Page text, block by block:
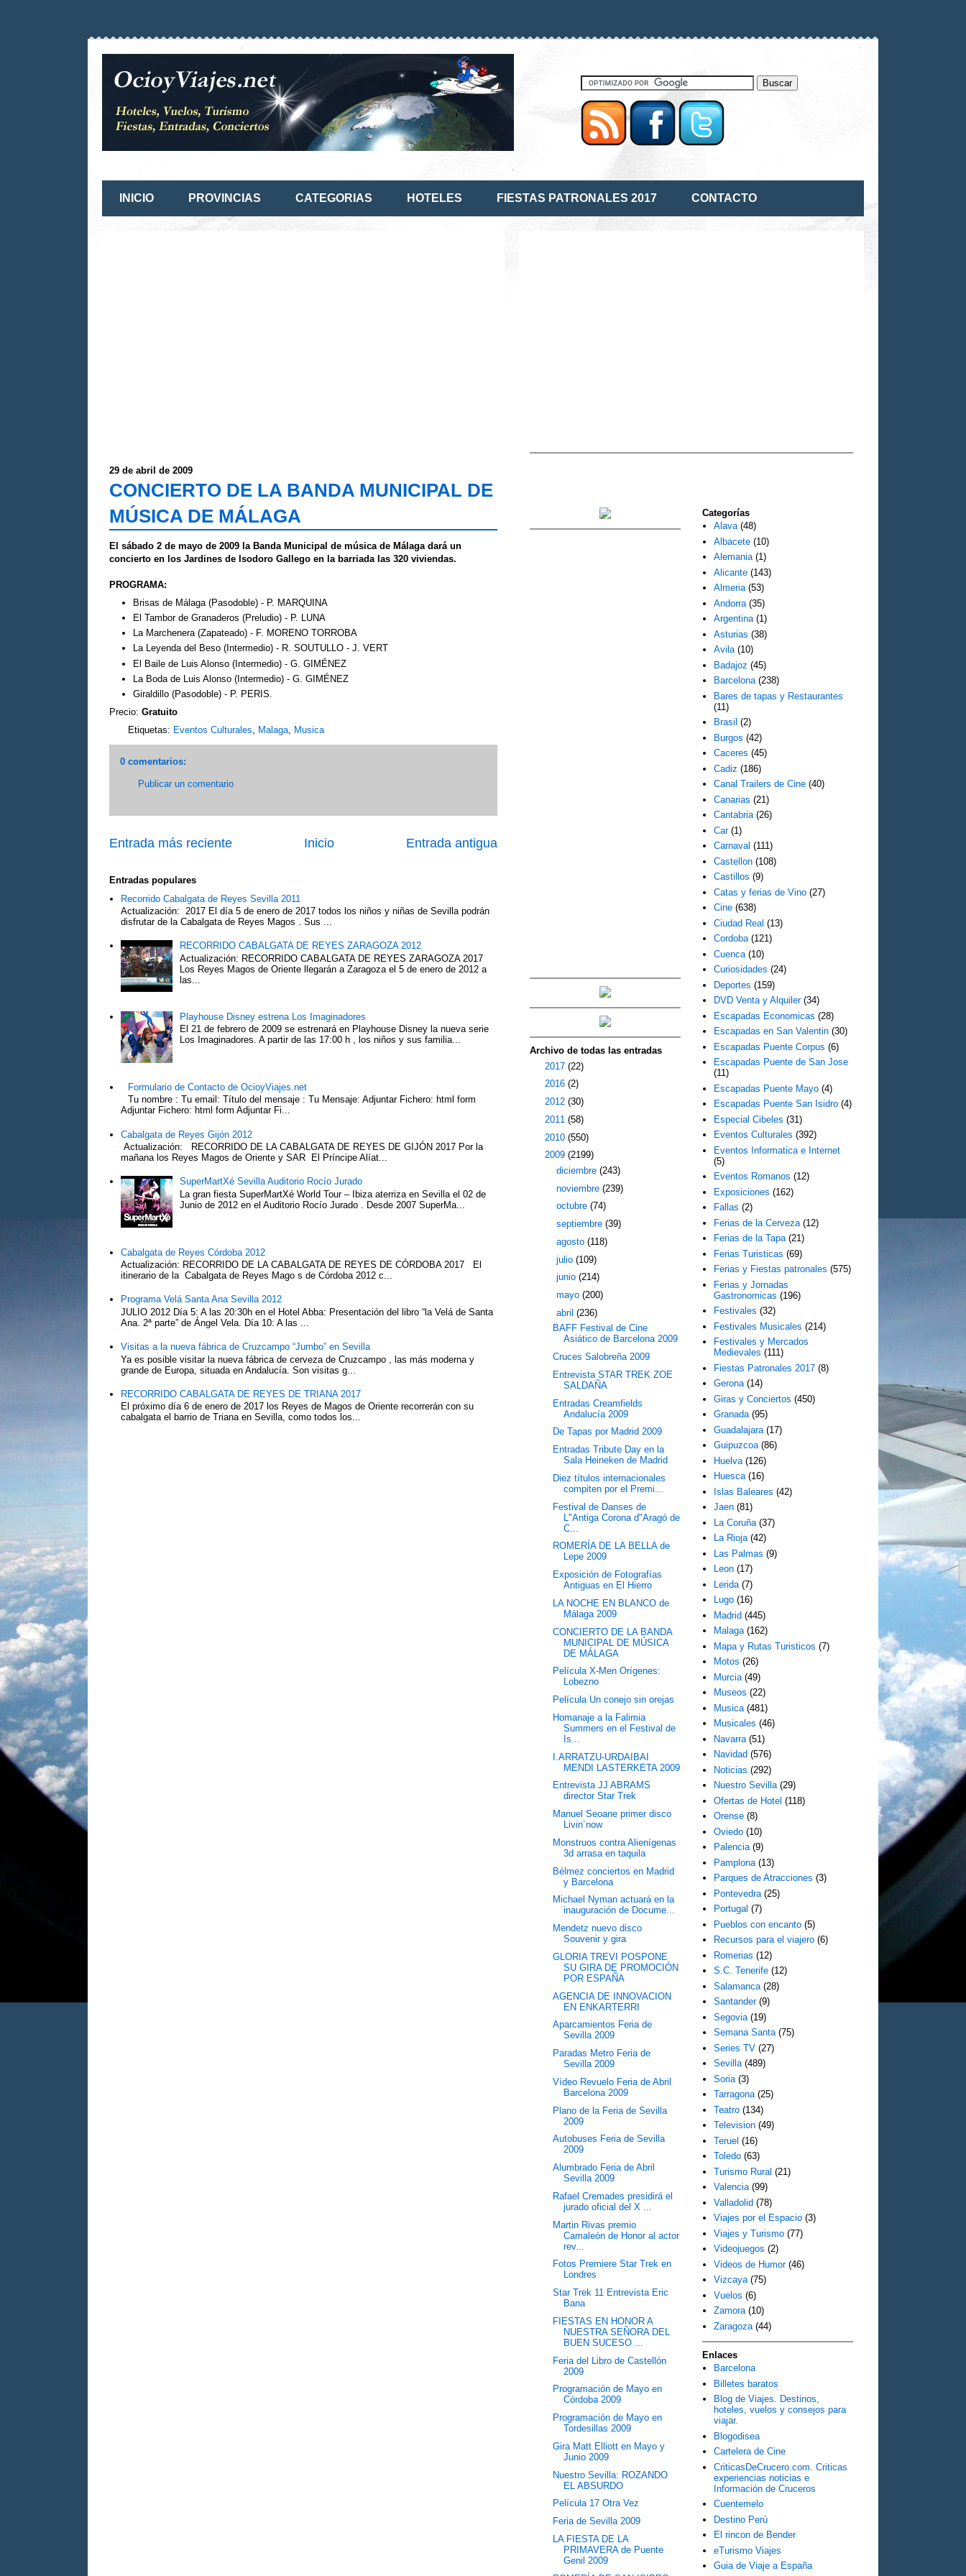
INICIO PROVINCIAS CATEGORIAS HOTELES FIESTAS PATRONALES 2017 CONTACTO
29 de abril de 2009
CONCIERTO DE LA BANDA MUNICIPAL DE
MÚSICA DE MÁLAGA
El sábado 2 de mayo de 2009 la Banda Municipal de música de Málaga dará un
concierto en los Jardines de Isodoro Gallego en la barriada las 320 viviendas.
PROGRAMA:
Brisas de Málaga (Pasodoble) - P. MARQUINA
El Tambor de Granaderos (Preludio) - P. LUNA
La Marchenera (Zapateado) - F. MORENO TORROBA
La Leyenda del Beso (Intermedio) - R. SOUTULLO - J. VERT
El Baile de Luis Alonso (Intermedio) - G. GIMÉNEZ
La Boda de Luis Alonso (Intermedio) - G. GIMÉNEZ
Giraldillo (Pasodoble) - P. PERIS.
Precio: Gratuito
Etiquetas: Eventos Culturales, Malaga, Musica
0 comentarios:
Publicar un comentario
Entrada más reciente Entrada antigua
Inicio
Entradas populares
Recorrido Cabalgata de Reyes Sevilla 2011
Actualización: 2017 El día 5 de enero de 2017 todos los niños y niñas de Sevilla podrán
disfrutar de la Cabalgata de Reyes Magos . Sus ...
RECORRIDO CABALGATA DE REYES ZARAGOZA 2012
Actualización: RECORRIDO CABALGATA DE REYES ZARAGOZA 2017
Los Reyes Magos de Oriente llegarán a Zaragoza el 5 de enero de 2012 a
las...
Playhouse Disney estrena Los Imaginadores
El 21 de febrero de 2009 se estrenará en Playhouse Disney la nueva serie
Los Imaginadores. A partir de las 17:00 h , los niños y sus familia...
Formulario de Contacto de OcioyViajes.net
Tu nombre : Tu email: Título del mensaje : Tu Mensaje: Adjuntar Fichero: html form
Adjuntar Fichero: html form Adjuntar Fi...
Cabalgata de Reyes Gijón 2012
Actualización: RECORRIDO DE LA CABALGATA DE REYES DE GIJÓN 2017 Por la
mañana los Reyes Magos de Oriente y SAR El Príncipe Alíat...
SuperMartXé Sevilla Auditorio Rocío Jurado
La gran fiesta SuperMartXé World Tour – Ibiza aterriza en Sevilla el 02 de
Junio de 2012 en el Auditorio Rocío Jurado . Desde 2007 SuperMa...
Cabalgata de Reyes Córdoba 2012
Actualización: RECORRIDO DE LA CABALGATA DE REYES DE CÓRDOBA 2017 El
itinerario de la Cabalgata de Reyes Mago s de Córdoba 2012 c...
Programa Velá Santa Ana Sevilla 2012
JULIO 2012 Día 5: A las 20:30h en el Hotel Abba: Presentación del libro “la Velá de Santa
Ana. 2ª parte” de Ángel Vela. Día 10: A las ...
Visitas a la nueva fábrica de Cruzcampo “Jumbo” en Sevilla
Ya es posible visitar la nueva fábrica de cerveza de Cruzcampo , las más moderna y
grande de Europa, situada en Andalucía. Son visitas g...
RECORRIDO CABALGATA DE REYES DE TRIANA 2017
El próximo día 6 de enero de 2017 los Reyes de Magos de Oriente recorrerán con su
cabalgata el barrio de Triana en Sevilla, como todos los...
Archivo de todas las entradas
2017 (22)
2016 (2)
2012 (30)
2011 (58)
2010 (550)
2009 (2199)
diciembre (243)
noviembre (239)
octubre (74)
septiembre (39)
agosto (118)
julio (109)
junio (214)
mayo (200)
abril (236)
BAFF Festival de Cine
Asiático de Barcelona 2009
Cruces Salobreña 2009
Entrevista STAR TREK ZOE
SALDAÑA
Entradas Creamfields
Andalucía 2009
De Tapas por Madrid 2009
Entradas Tribute Day en la
Sala Heineken de Madrid
Diez títulos internacionales
compiten por el Premi...
Festival de Danses de
L"Antiga Corona d"Aragó de
C...
ROMERÍA DE LA BELLA de
Lepe 2009
Exposición de Fotografías
Antiguas en El Hierro
LA NOCHE EN BLANCO de
Málaga 2009
CONCIERTO DE LA BANDA
MUNICIPAL DE MÚSICA
DE MÁLAGA
Película X-Men Orígenes:
Lobezno
Película Un conejo sin orejas
Homanaje a la Falimia
Summers en el Festival de
Is...
I.ARRATZU-URDAIBAI
MENDI LASTERKETA 2009
Entrevista JJ ABRAMS
director Star Trek
Manuel Seoane primer disco
Livin´now
Monstruos contra Alienígenas
3d arrasa en taquila
Bélmez conciertos en Madrid
y Barcelona
Michael Nyman actuará en la
inauguración de Docume...
Mendetz nuevo disco
Souvenir y gira
GLORIA TREVI POSPONE
SU GIRA DE PROMOCIÓN
POR ESPAÑA
AGENCIA DE INNOVACION
EN ENKARTERRI
Aparcamientos Feria de
Sevilla 2009
Paradas Metro Feria de
Sevilla 2009
Vídeo Revuelo Feria de Abril
Barcelona 2009
Plano de la Feria de Sevilla
2009
Autobuses Feria de Sevilla
2009
Alumbrado Feria de Abril
Sevilla 2009
Rafael Cremades presidirá el
jurado oficial del X ...
Martin Rivas premio
Camaleón de Honor al actor
rev...
Fotos Premiere Star Trek en
Londres
Star Trek 11 Entrevista Eric
Bana
FIESTAS EN HONOR A
NUESTRA SEÑORA DEL
BUEN SUCESO ...
Feria del Libro de Castellón
2009
Programación de Mayo en
Córdoba 2009
Programación de Mayo en
Tordesillas 2009
Gira Matt Elliott en Mayo y
Junio 2009
Nuestro Sevilla: ROZANDO
EL ABSURDO
Película 17 Otra Vez
Feria de Sevilla 2009
LA FIESTA DE LA
PRIMAVERA de Puente
Genil 2009
Categorías
Alava (48)
Albacete (10)
Alemania (1)
Alicante (143)
Almeria (53)
Andorra (35)
Argentina (1)
Asturias (38)
Avila (10)
Badajoz (45)
Barcelona (238)
Bares de tapas y Restaurantes
(11)
Brasil (2)
Burgos (42)
Caceres (45)
Cadiz (186)
Canal Trailers de Cine (40)
Canarias (21)
Cantabria (26)
Car (1)
Carnaval (111)
Castellon (108)
Castillos (9)
Catas y ferias de Vino (27)
Cine (638)
Ciudad Real (13)
Cordoba (121)
Cuenca (10)
Curiosidades (24)
Deportes (159)
DVD Venta y Alquiler (34)
Escapadas Economicas (28)
Escapadas en San Valentin (30)
Escapadas Puente Corpus (6)
Escapadas Puente de San Jose
(11)
Escapadas Puente Mayo (4)
Escapadas Puente San Isidro (4)
Especial Cibeles (31)
Eventos Culturales (392)
Eventos Informatica e Internet
(5)
Eventos Romanos (12)
Exposiciones (162)
Fallas (2)
Ferias de la Cerveza (12)
Ferias de la Tapa (21)
Ferias Turisticas (69)
Ferias y Fiestas patronales (575)
Ferias y Jornadas
Gastronomicas (196)
Festivales (32)
Festivales Musicales (214)
Festivales y Mercados
Medievales (111)
Fiestas Patronales 2017 (8)
Gerona (14)
Giras y Conciertos (450)
Granada (95)
Guadalajara (17)
Guipuzcoa (86)
Huelva (126)
Huesca (16)
Islas Baleares (42)
Jaen (81)
La Coruña (37)
La Rioja (42)
Las Palmas (9)
Leon (17)
Lerida (7)
Lugo (16)
Madrid (445)
Malaga (162)
Mapa y Rutas Turisticos (7)
Motos (26)
Murcia (49)
Museos (22)
Musica (481)
Musicales (46)
Navarra (51)
Navidad (576)
Noticias (292)
Nuestro Sevilla (29)
Ofertas de Hotel (118)
Orense (8)
Oviedo (10)
Palencia (9)
Pamplona (13)
Parques de Atracciones (3)
Pontevedra (25)
Portugal (7)
Pueblos con encanto (5)
Recursos para el viajero (6)
Romerias (12)
S.C. Tenerife (12)
Salamanca (28)
Santander (9)
Segovia (19)
Semana Santa (75)
Series TV (27)
Sevilla (489)
Soria (3)
Tarragona (25)
Teatro (134)
Television (49)
Teruel (16)
Toledo (63)
Turismo Rural (21)
Valencia (99)
Valladolid (78)
Viajes por el Espacio (3)
Viajes y Turismo (77)
Videojuegos (2)
Videos de Humor (46)
Vizcaya (75)
Vuelos (6)
Zamora (10)
Zaragoza (44)
Enlaces
Barcelona
Billetes baratos
Blog de Viajes. Destinos,
hoteles, vuelos y consejos para
viajar.
Blogodisea
Cartelera de Cine
CriticasDeCrucero.com. Criticas
experiencias noticias e
Información de Cruceros
Cuentemelo
Destino Perú
El rincon de Bender
eTurismo Viajes
Guia de Viaje a España